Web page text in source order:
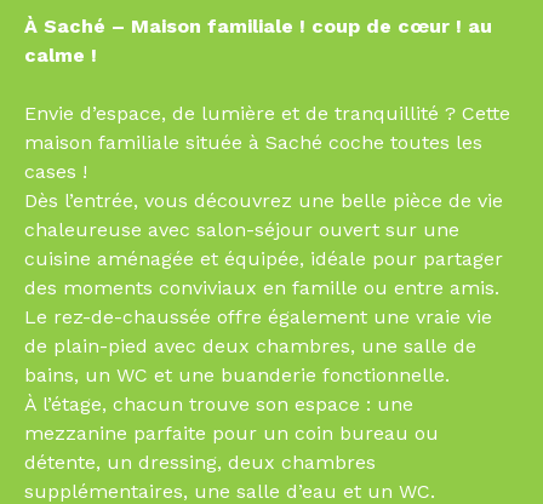
À Saché – Maison familiale ! coup de cœur ! au
calme !
Envie d’espace, de lumière et de tranquillité ? Cette
maison familiale située à Saché coche toutes les
cases !
Dès l’entrée, vous découvrez une belle pièce de vie
chaleureuse avec salon-séjour ouvert sur une
cuisine aménagée et équipée, idéale pour partager
des moments conviviaux en famille ou entre amis.
Le rez-de-chaussée offre également une vraie vie
de plain-pied avec deux chambres, une salle de
bains, un WC et une buanderie fonctionnelle.
À l’étage, chacun trouve son espace : une
mezzanine parfaite pour un coin bureau ou
détente, un dressing, deux chambres
supplémentaires, une salle d’eau et un WC.